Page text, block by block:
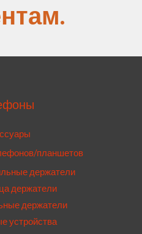
планшетов
держатели
держатели
держатели
устройства